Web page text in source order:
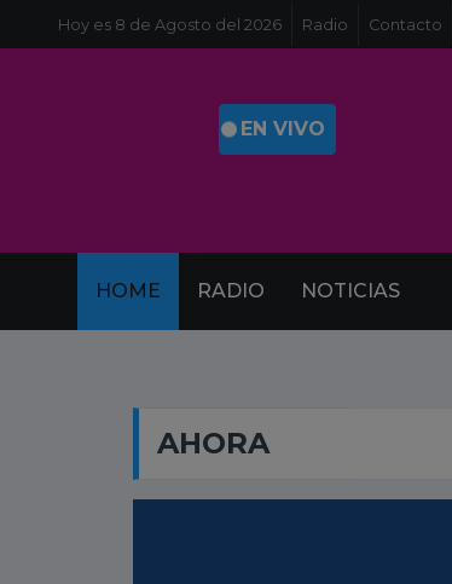
Hoy es 8 de Agosto del 2026 Radio Contacto
. EN VIVO
HOME RADIO NOTICIAS
AHORA